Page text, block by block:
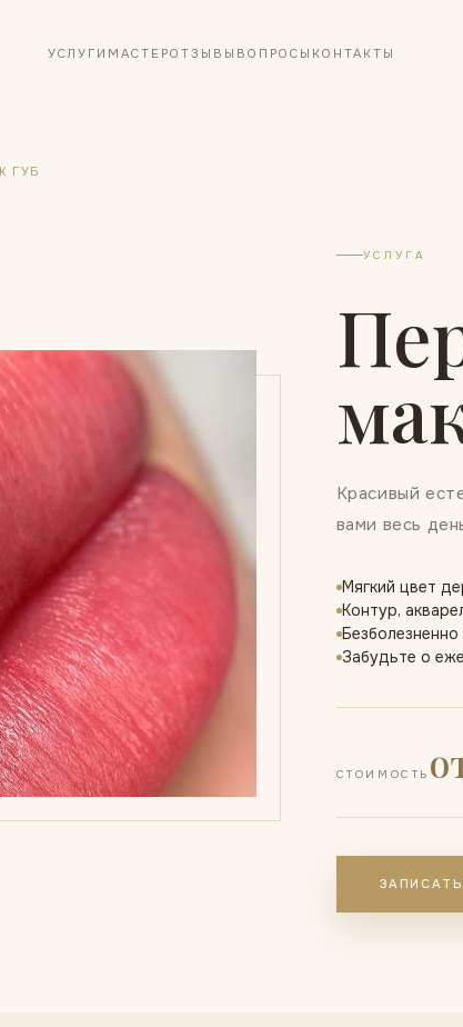
УСЛУГИ МАСТЕРОТЗЫВЫ ВОПРОСЫ КОНТАКТЫ
ГУБ
УСЛУГА
Красивый
вами весь
Мягкий цвет
Контур,
Безболезненно
Забудьте о
СТОИМОСТЬ